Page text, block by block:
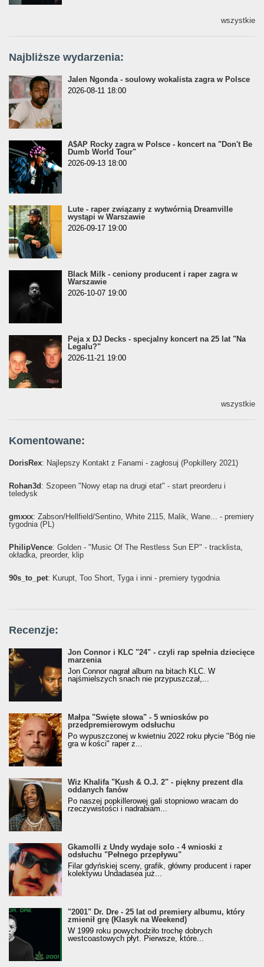
wszystkie
Najbliższe wydarzenia:
Jalen Ngonda - soulowy wokalista zagra w Polsce
2026-08-11 18:00
A$AP Rocky zagra w Polsce - koncert na "Don't Be
Dumb World Tour"
2026-09-13 18:00
Lute - raper związany z wytwórnią Dreamville
wystąpi w Warszawie
2026-09-17 19:00
Black Milk - ceniony producent i raper zagra w
Warszawie
2026-10-07 19:00
Peja x DJ Decks - specjalny koncert na 25 lat "Na
Legalu?"
2026-11-21 19:00
wszystkie
Komentowane:
DorisRex: Najlepszy Kontakt z Fanami - zagłosuj (Popkillery 2021)
Rohan3d: Szopeen "Nowy etap na drugi etat" - start preorderu i
teledysk
gmxxx: Żabson/Hellfield/Sentino, White 2115, Malik, Wane... - premiery
tygodnia (PL)
PhilipVence: Golden - "Music Of The Restless Sun EP" - tracklista,
okładka, preorder, klip
90s_to_pet: Kurupt, Too Short, Tyga i inni - premiery tygodnia
Recenzje:
Jon Connor i KLC "24" - czyli rap spełnia dziecięce
marzenia
Jon Connor nagrał album na bitach KLC. W
najśmielszych snach nie przypuszczał,...
Małpa "Święte słowa" - 5 wniosków po
przedpremierowym odsłuchu
Po wypuszczonej w kwietniu 2022 roku płycie "Bóg nie
gra w kości" raper z...
Wiz Khalifa "Kush & O.J. 2" - piękny prezent dla
oddanych fanów
Po naszej popkillerowej gali stopniowo wracam do
rzeczywistości i nadrabiam...
Gkamolli z Undy wydaje solo - 4 wnioski z
odsłuchu "Pełnego przepływu"
Filar gdyńskiej sceny, grafik, główny producent i raper
kolektywu Undadasea już...
"2001" Dr. Dre - 25 lat od premiery albumu, który
zmienił grę (Klasyk na Weekend)
W 1999 roku powychodziło trochę dobrych
westcoastowych płyt. Pierwsze, które...